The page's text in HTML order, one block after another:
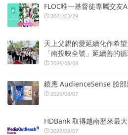
FLOC唯一基督徒專屬交友
2021/03/29
天上父親的愛延續化作希
「南投映全號」延續善的
2026/08/08
鎧應 AudienceSense 臉
2026/08/07
HDBank 取得越南歷來最
2026/08/07